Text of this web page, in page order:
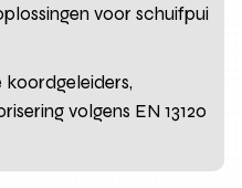
voor schuifpui
koordgeleiders,
volgens EN 13120